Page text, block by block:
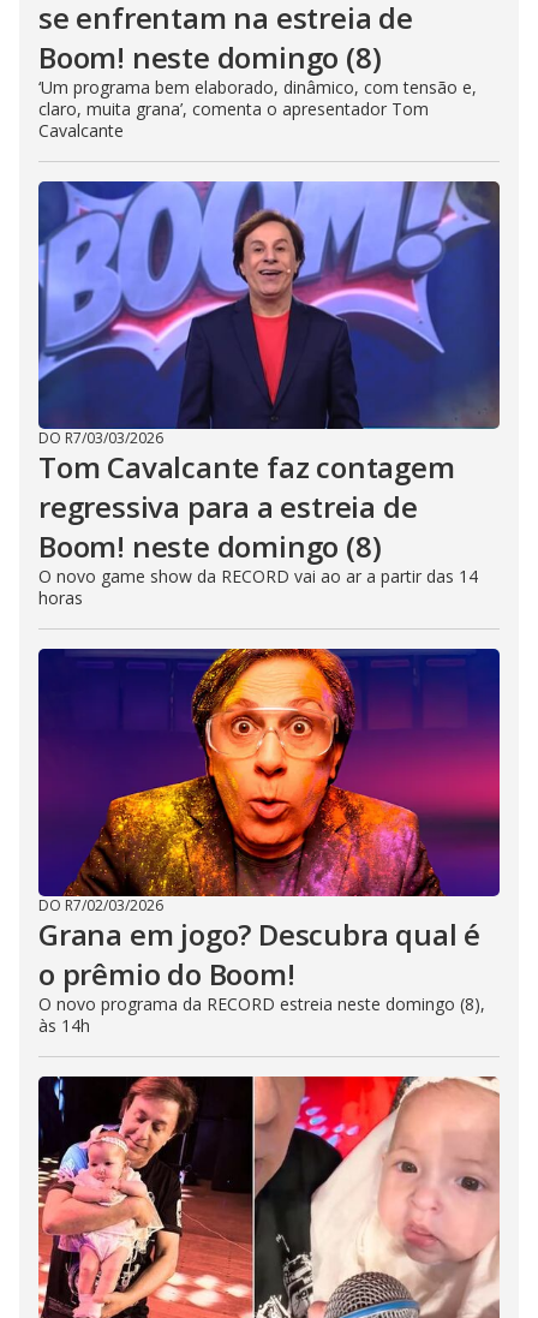
se enfrentam na estreia de
Boom! neste domingo (8)
‘Um programa bem elaborado, dinâmico, com tensão e,
claro, muita grana’, comenta o apresentador Tom
Cavalcante
DO R7/03/03/2026
Tom Cavalcante faz contagem
regressiva para a estreia de
Boom! neste domingo (8)
O novo game show da RECORD vai ao ar a partir das 14
horas
DO R7/02/03/2026
Grana em jogo? Descubra qual é
o prêmio do Boom!
O novo programa da RECORD estreia neste domingo (8),
às 14h